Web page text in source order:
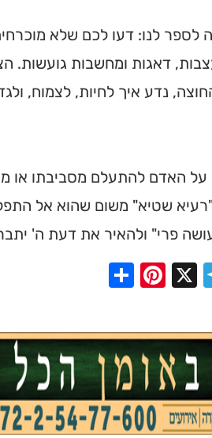
לנו: דעו לכם שלא
דאגות ומחשבות גועשות.
נדע איך לחיות, לצמוח,
על האדם להתעלם מסביבתו או
שטיא" משום שהוא אל
עושה פרי" ולהאיר את דעת ה'
Telegram
Pinterest